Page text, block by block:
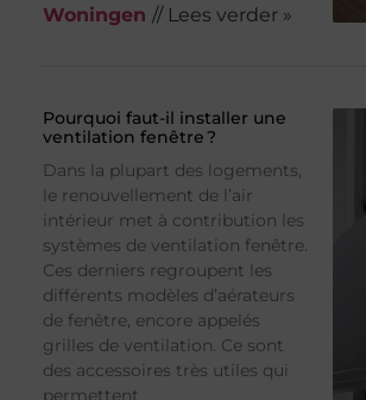
Woningen // Lees verder »
Pourquoi faut-il installer une
ventilation fenêtre ?
Dans la plupart des logements,
le renouvellement de l’air
intérieur met à contribution les
systèmes de ventilation fenêtre.
Ces derniers regroupent les
différents modèles d’aérateurs
de fenêtre, encore appelés
grilles de ventilation. Ce sont
des accessoires très utiles qui
permettent